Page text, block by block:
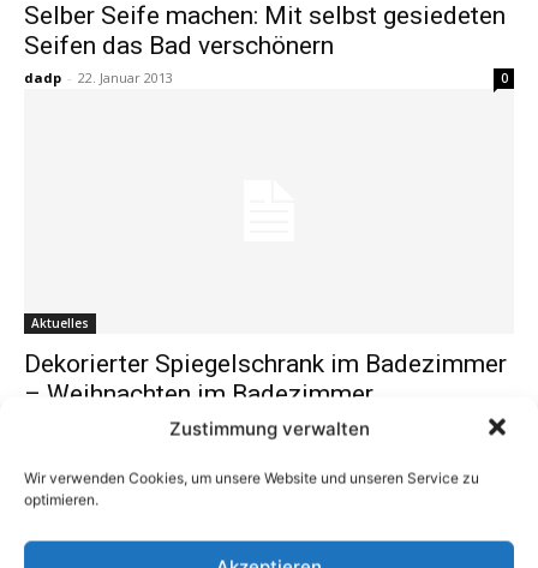
Zustimmung verwalten
Wir verwenden Cookies, um unsere Website und unseren Service zu
optimieren.
Selber Seife machen: Mit selbst gesiedeten
Seifen das Bad verschönern
dadp - 22. Januar 2013 0
Aktuelles
Dekorierter Spiegelschrank im Badezimmer
– Weihnachten im Badezimmer …
27. November 2012 0